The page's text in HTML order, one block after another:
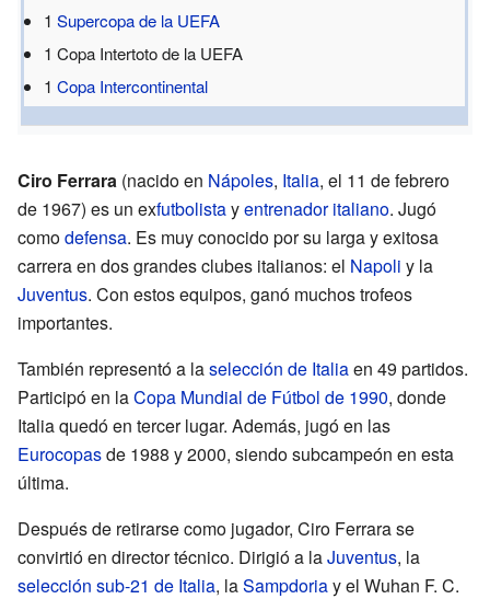
1Supercopa de la UEFA
1 Copa Intertoto de la UEFA
1Copa Intercontinental
Ciro Ferrara (nacido en Nápoles, Italia, el 11 de febrero
de 1967) es un exfutbolistayentrenador italiano. Jugó
comodefensa. Es muy conocido por su larga y exitosa
carrera en dos grandes clubes italianos: el Napoli y la
Juventus. Con estos equipos, ganó muchos trofeos
importantes.
También representó a laselección de Italiaen 49 partidos.
Participó en laCopa Mundial de Fútbol de 1990, donde
Italia quedó en tercer lugar. Además, jugó en las
Eurocopasde 1988 y 2000, siendo subcampeón en esta
última.
Después de retirarse como jugador, Ciro Ferrara se
convirtió en director técnico. Dirigió a laJuventus, la
selección sub-21 de Italia, laSampdoriay el Wuhan F. C.